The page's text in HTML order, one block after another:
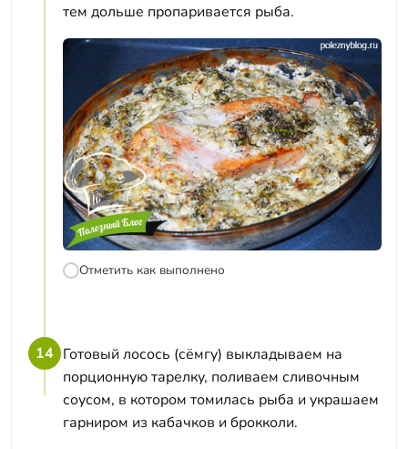
тем дольше пропаривается рыба.
Отметить как выполнено
14 Готовый лосось (сёмгу) выкладываем на
порционную тарелку, поливаем сливочным
соусом, в котором томилась рыба и украшаем
гарниром из кабачков и брокколи.